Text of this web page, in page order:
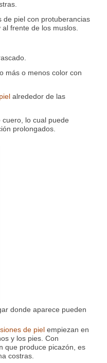
de piel con protuberancias
frente de los muslos.
más o menos color con
alrededor de las
lo cual puede
prolongados.
donde aparece pueden
de piel empiezan en
y los pies. Con
que produce picazón, es
costras.